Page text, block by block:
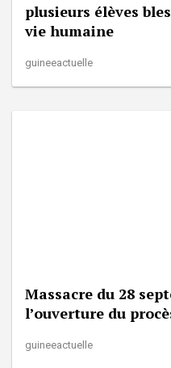
plusieurs élèves
vie humaine
guineeactuelle
Massacre du 28
l’ouverture du
guineeactuelle